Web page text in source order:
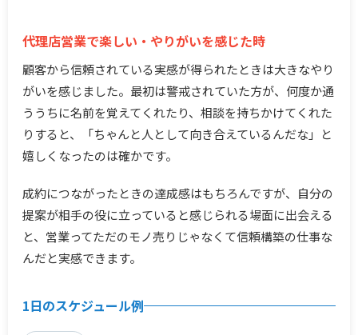
代理店営業で楽しい・やりがいを感じた時
顧客から信頼されている実感が得られたときは大きなやり
がいを感じました。最初は警戒されていた方が、何度か通
ううちに名前を覚えてくれたり、相談を持ちかけてくれた
りすると、「ちゃんと人として向き合えているんだな」と
嬉しくなったのは確かです。
成約につながったときの達成感はもちろんですが、自分の
提案が相手の役に立っていると感じられる場面に出会える
と、営業ってただのモノ売りじゃなくて信頼構築の仕事な
んだと実感できます。
1日のスケジュール例